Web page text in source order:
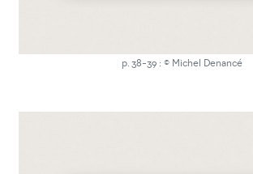
p. 38-39 : © Michel Denancé